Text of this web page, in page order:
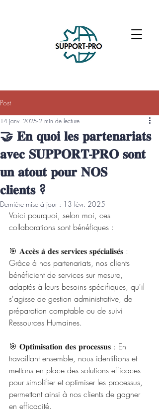
Post
🤝 𝐄𝐧 𝐪𝐮𝐨𝐢 𝐥𝐞𝐬 𝐩𝐚𝐫𝐭𝐞𝐧𝐚𝐫𝐢𝐚𝐭𝐬
𝐚𝐯𝐞𝐜 𝐒𝐔𝐏𝐏𝐎𝐑𝐓-𝐏𝐑𝐎 𝐬𝐨𝐧𝐭
𝐮𝐧 𝐚𝐭𝐨𝐮𝐭 𝐩𝐨𝐮𝐫 𝐍𝐎𝐒
𝐜𝐥𝐢𝐞𝐧𝐭𝐬 ?
14 janv. 2025 2 min de lecture
Dernière mise à jour : 13 févr. 2025
Voici pourquoi, selon moi, ces
collaborations sont bénéfiques :
🎯 𝐀𝐜𝐜𝐞̀𝐬 𝐚̀ 𝐝𝐞𝐬 𝐬𝐞𝐫𝐯𝐢𝐜𝐞𝐬 𝐬𝐩𝐞́𝐜𝐢𝐚𝐥𝐢𝐬𝐞́𝐬 :
Grâce à nos partenariats, nos clients
bénéficient de services sur mesure,
adaptés à leurs besoins spécifiques, qu'il
s'agisse de gestion administrative, de
préparation comptable ou de suivi
Ressources Humaines.
🎯 𝐎𝐩𝐭𝐢𝐦𝐢𝐬𝐚𝐭𝐢𝐨𝐧 𝐝𝐞𝐬 𝐩𝐫𝐨𝐜𝐞𝐬𝐬𝐮𝐬 : En
travaillant ensemble, nous identifions et
mettons en place des solutions efficaces
pour simplifier et optimiser les processus,
permettant ainsi à nos clients de gagner
en efficacité.